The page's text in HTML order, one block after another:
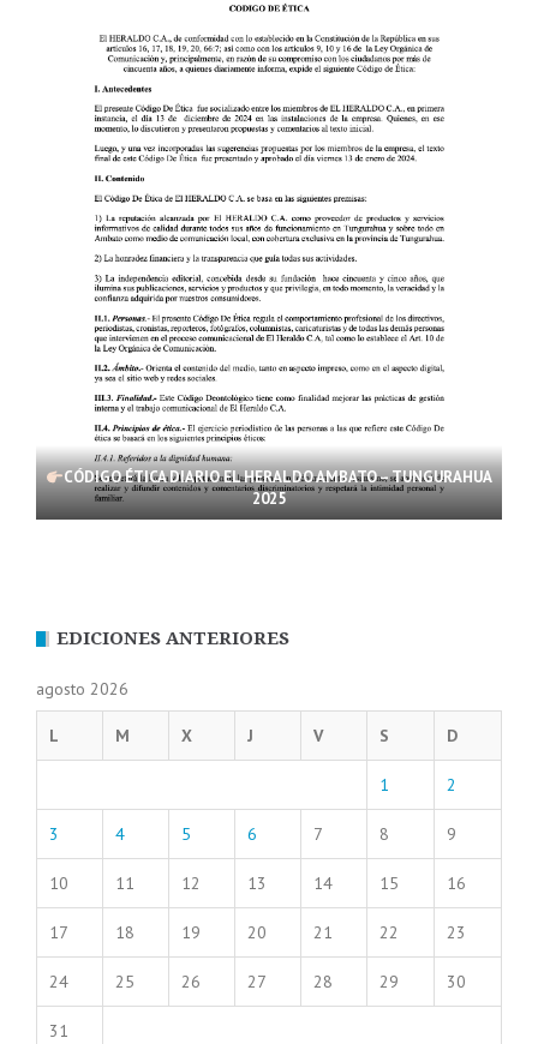
CÓDIGO ÉTICA DIARIO EL HERALDO AMBATO – TUNGURAHUA
2025
EDICIONES ANTERIORES
agosto 2026
L M X J V S D
1 2
3 4 5 6 7 8 9
10 11 12 13 14 15 16
17 18 19 20 21 22 23
24 25 26 27 28 29 30
31